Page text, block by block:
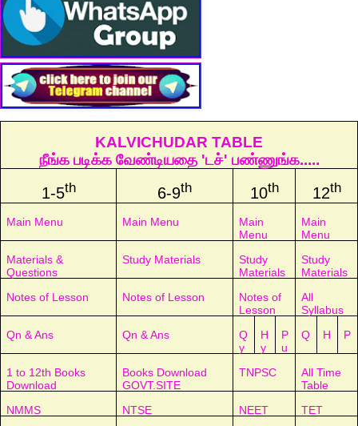
KALVICHUDAR TABLE
நீங்க படிக்க வேண்டியதை 'டச்' பண்ணுங்க.....
1-5th 6-9th 10th 12th
Main Menu Main Menu
Main
Menu
Main
Menu
Materials &
Questions
Study Materials
Study
Materials
Study
Materials
Notes of Lesson
Notes of Lesson
Notes of
Lesson
All
Syllabus
Qn & Ans
Qn & Ans
Q
y
H
y
P
u
Q H P
1 to 12th Books
Download
Books Download
GOVT.SITE
TNPSC
All Time
Table
NMMS
NTSE NEET TET